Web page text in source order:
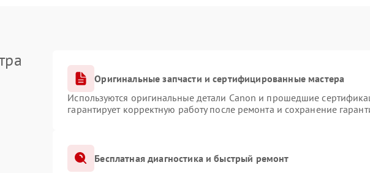
Оригинальные запчасти и сертифицированные мастера
Используются оригинальные детали Canon и прошедшие
гарантирует корректную работу после ремонта и сохранение
Бесплатная диагностика и быстрый ремонт